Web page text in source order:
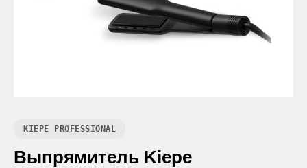
KIEPE PROFESSIONAL
Выпрямитель Kiepe